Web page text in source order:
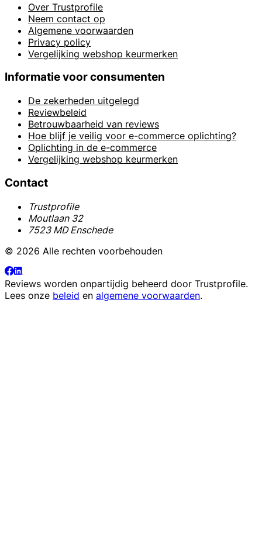
Over Trustprofile
Neem contact op
Algemene voorwaarden
Privacy policy
Vergelijking webshop keurmerken
Informatie voor consumenten
De zekerheden uitgelegd
Reviewbeleid
Betrouwbaarheid van reviews
Hoe blijf je veilig voor e-commerce oplichting?
Oplichting in de e-commerce
Vergelijking webshop keurmerken
Contact
Trustprofile
Moutlaan 32
7523 MD Enschede
© 2026 Alle rechten voorbehouden
Reviews worden onpartijdig beheerd door Trustprofile.
Lees onze beleid en algemene voorwaarden.